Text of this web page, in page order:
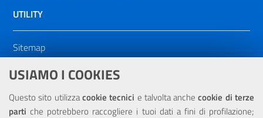
USIAMO I COOKIES
Questo sito utilizzacookie tecnici e talvolta anchecookie di terze
parti che potrebbero raccogliere i tuoi dati a fini di profilazione;
UTILITY
Sitemap
Dichiarazione di accessibilità
NOTE LEGALI